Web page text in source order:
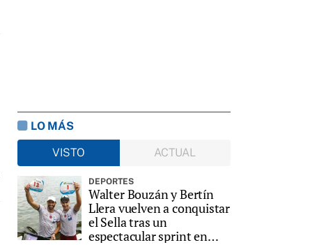
LO MÁS
VISTO
ACTUAL
DEPORTES
Walter Bouzán y Bertín
Llera vuelven a conquistar
el Sella tras un
espectacular sprint en